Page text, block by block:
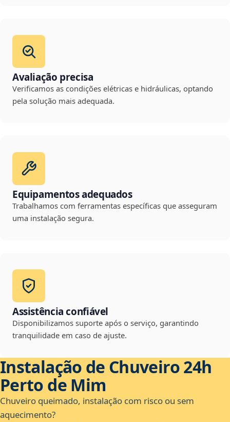
Avaliação precisa
Verificamos as condições elétricas e hidráulicas, optando
pela solução mais adequada.
Equipamentos adequados
Trabalhamos com ferramentas específicas que asseguram
uma instalação segura.
Assistência confiável
Disponibilizamos suporte após o serviço, garantindo
tranquilidade em caso de ajuste.
Instalação de Chuveiro 24h
Perto de Mim
Chuveiro queimado, instalação com risco ou sem
aquecimento?